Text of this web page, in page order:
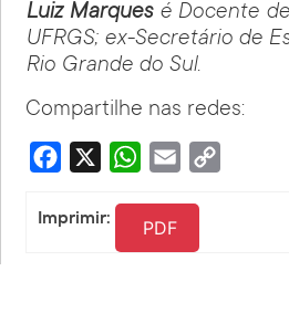
Luiz Marques é Docente
UFRGS; ex-Secretário de
Rio Grande do Sul.
Compartilhe nas redes:
Facebook WhatsApp
Email
Imprimir: PDF